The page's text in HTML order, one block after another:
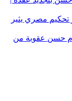
تحكيم مصري يثير
حسن عقوبة من